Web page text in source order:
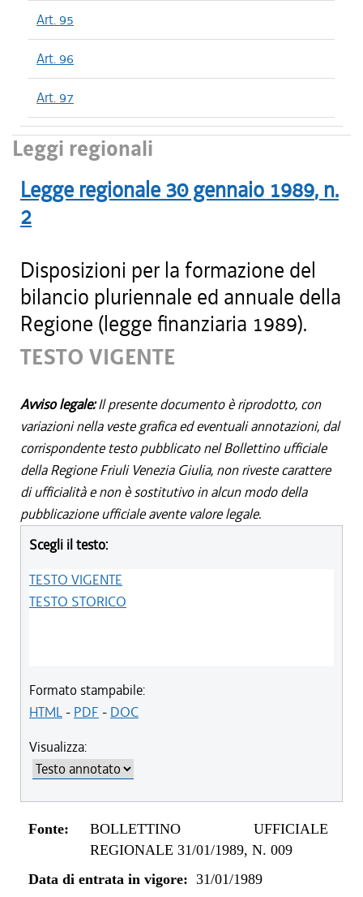
Art. 95
Art. 96
Art. 97
Leggi regionali
Legge regionale 30 gennaio 1989, n.
2
Disposizioni per la formazione del
bilancio pluriennale ed annuale della
Regione (legge finanziaria 1989).
TESTO VIGENTE
Avviso legale:Il presente documento è riprodotto, con
variazioni nella veste grafica ed eventuali annotazioni, dal
corrispondente testo pubblicato nel Bollettino ufficiale
della Regione Friuli Venezia Giulia, non riveste carattere
di ufficialità e non è sostitutivo in alcun modo della
pubblicazione ufficiale avente valore legale.
Scegli il testo:
TESTO VIGENTE
TESTO STORICO
Formato stampabile:
HTML- PDF - DOC
Visualizza:
Fonte:
BOLLETTINO UFFICIALE
REGIONALE 31/01/1989, N. 009
Data di entrata in vigore: 31/01/1989